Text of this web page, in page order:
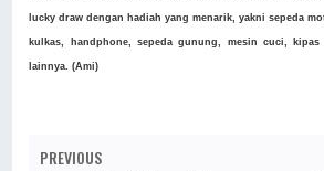
lucky draw dengan hadiah yang menarik, yakni sepeda
kulkas, handphone, sepeda gunung, mesin cuci,
lainnya. (Ami)
PREVIOUS